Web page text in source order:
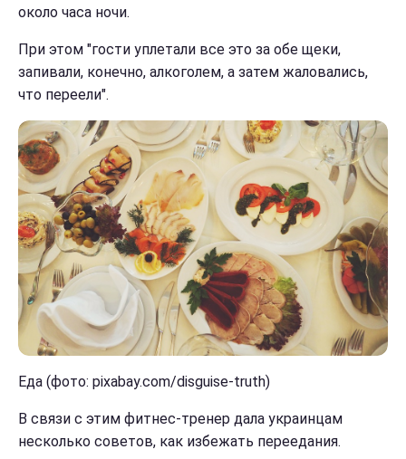
около часа ночи.
При этом "гости уплетали все это за обе щеки,
запивали, конечно, алкоголем, а затем жаловались,
что переели".
Еда (фото: pixabay.com/disguise-truth)
В связи с этим фитнес-тренер дала украинцам
несколько советов, как избежать переедания.